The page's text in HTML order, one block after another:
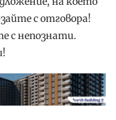
с отговора!
с непознати.